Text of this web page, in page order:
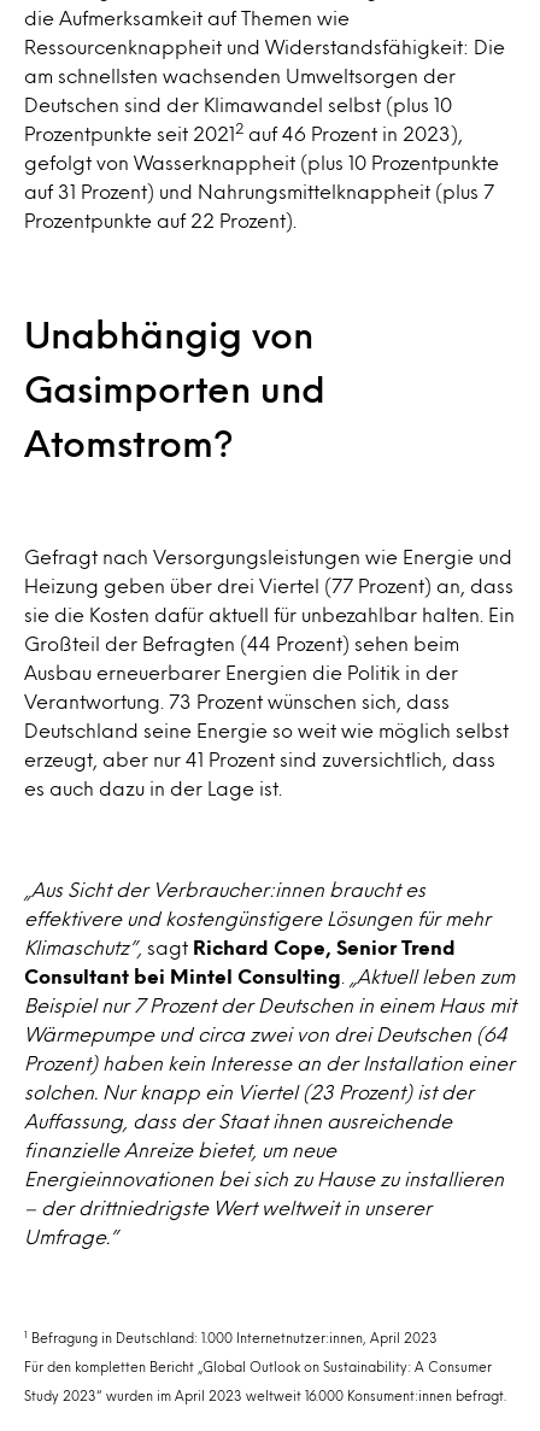
die Aufmerksamkeit auf Themen wie
Ressourcenknappheit und Widerstandsfähigkeit: Die
am schnellsten wachsenden Umweltsorgen der
Deutschen sind der Klimawandel selbst (plus 10
Prozentpunkte seit 2021 2 auf 46 Prozent in 2023),
gefolgt von Wasserknappheit (plus 10 Prozentpunkte
auf 31 Prozent) und Nahrungsmittelknappheit (plus 7
Prozentpunkte auf 22 Prozent).
Unabhängig von
Gasimporten und
Atomstrom?
Gefragt nach Versorgungsleistungen wie Energie und
Heizung geben über drei Viertel (77 Prozent) an, dass
sie die Kosten dafür aktuell für unbezahlbar halten. Ein
Großteil der Befragten (44 Prozent) sehen beim
Ausbau erneuerbarer Energien die Politik in der
Verantwortung. 73 Prozent wünschen sich, dass
Deutschland seine Energie so weit wie möglich selbst
erzeugt, aber nur 41 Prozent sind zuversichtlich, dass
es auch dazu in der Lage ist.
„Aus Sicht der Verbraucher:innen braucht es
effektivere und kostengünstigere Lösungen für mehr
Klimaschutz”, sagt Richard Cope, Senior Trend
Consultant bei Mintel Consulting
„Aktuell leben zum
Beispiel nur 7 Prozent der Deutschen in einem Haus mit
Wärmepumpe und circa zwei von drei Deutschen (64
Prozent) haben kein Interesse an der Installation einer
solchen. Nur knapp ein Viertel (23 Prozent) ist der
Auffassung, dass der Staat ihnen ausreichende
finanzielle Anreize bietet, um neue
Energieinnovationen bei sich zu Hause zu installieren
– der drittniedrigste Wert weltweit in unserer
Umfrage.”
1 Befragung in Deutschland: 1.000 Internetnutzer:innen, April 2023
Für den kompletten Bericht „Global Outlook on Sustainability: A Consumer
Study 2023“ wurden im April 2023 weltweit 16.000 Konsument:innen befragt.